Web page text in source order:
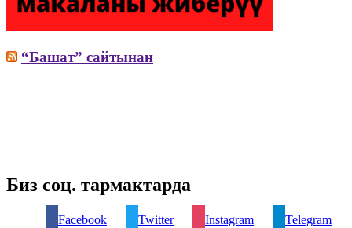
“Башат” сайтынан
Биз соц. тармактарда
Facebook Twitter Instagram
Telegram